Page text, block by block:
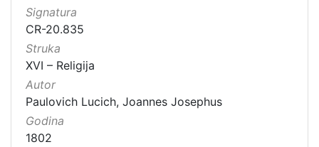
Signatura
CR-20.835
Struka
XVI – Religija
Autor
Paulovich Lucich, Joannes Josephus
Godina
1802